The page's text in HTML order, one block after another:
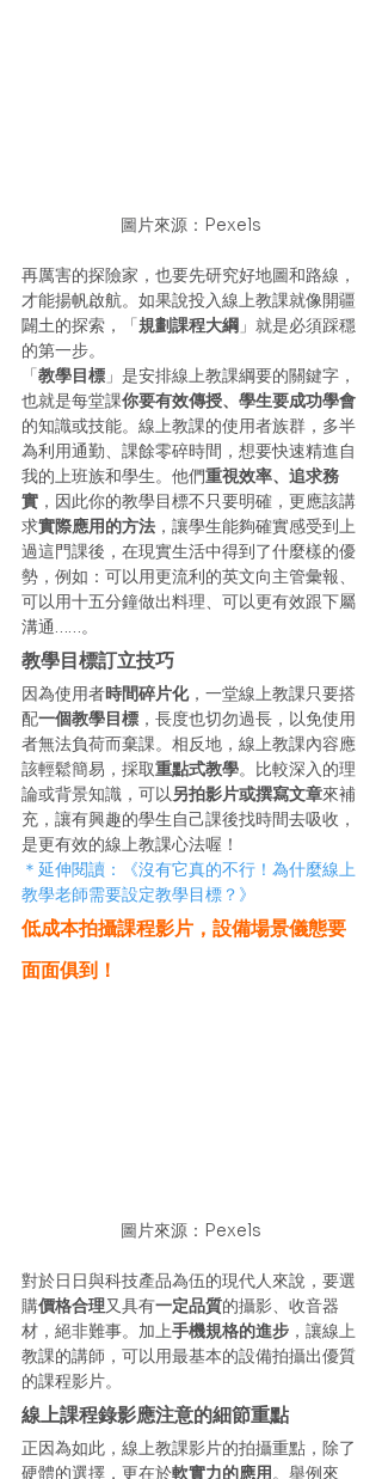
圖片來源：Pexels
再厲害的探險家，也要先研究好地圖和路線，
才能揚帆啟航。如果說投入線上教課就像開疆
闢土的探索，「 規劃課程大綱 」就是必須踩穩
的第一步。
「 教學目標 」是安排線上教課綱要的關鍵字，
也就是每堂課你要有效傳授、學生要成功學會
的知識或技能。線上教課的使用者族群，多半
為利用通勤、課餘零碎時間，想要快速精進自
我的上班族和學生。他們重視效率、追求務
實 ，因此你的教學目標不只要明確，更應該講
求實際應用的方法 ，讓學生能夠確實感受到上
過這門課後，在現實生活中得到了什麼樣的優
勢，例如：可以用更流利的英文向主管彙報、
可以用十五分鐘做出料理、可以更有效跟下屬
溝通……。
教學目標訂立技巧
因為使用者時間碎片化，一堂線上教課只要搭
配一個教學目標 ，長度也切勿過長，以免使用
者無法負荷而棄課。相反地，線上教課內容應
該輕鬆簡易，採取重點式教學。比較深入的理
論或背景知識，可以另拍影片或撰寫文章來補
充，讓有興趣的學生自己課後找時間去吸收，
是更有效的線上教課心法喔！
＊延伸閱讀：《沒有它真的不行！為什麼線上
教學老師需要設定教學目標？》
低成本拍攝課程影片，設備場景儀態要
面面俱到！
圖片來源：Pexels
對於日日與科技產品為伍的現代人來說，要選
購價格合理又具有一定品質的攝影、收音器
材，絕非難事。加上手機規格的進步 ，讓線上
教課的講師，可以用最基本的設備拍攝出優質
的課程影片。
線上課程錄影應注意的細節重點
正因為如此，線上教課影片的拍攝重點，除了
硬體的選擇，更在於軟實力的應用。舉例來